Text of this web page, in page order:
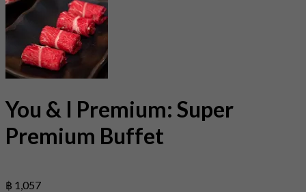
You & I Premium: Super
Premium Buffet
฿ 1,057